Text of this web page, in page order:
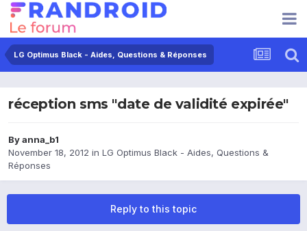
LG Optimus Black - Aides, Questions & Réponses
réception sms "date de validité expirée"
Byanna_b1
November 18, 2012 in LG Optimus Black - Aides, Questions &
Réponses
Reply to this topic